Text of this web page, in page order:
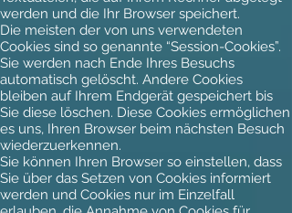
werden und die Ihr Browser speichert.
Die meisten der von uns verwendeten
Cookies sind so genannte “Session-Cookies”.
Sie werden nach Ende Ihres Besuchs
automatisch gelöscht. Andere Cookies
bleiben auf Ihrem Endgerät gespeichert bis
Sie diese löschen. Diese Cookies ermöglichen
es uns, Ihren Browser beim nächsten Besuch
wiederzuerkennen.
Sie können Ihren Browser so einstellen, dass
Sie über das Setzen von Cookies informiert
werden und Cookies nur im Einzelfall